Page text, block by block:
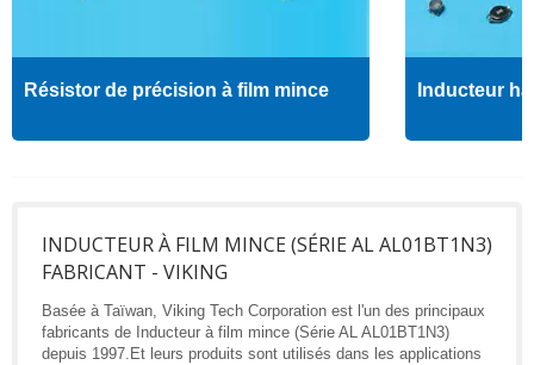
Résistor de précision à film mince Inducteur
INDUCTEUR À FILM MINCE (SÉRIE AL AL01BT1N3)
FABRICANT - VIKING
Basée à Taïwan, Viking Tech Corporation est l'un des principaux
fabricants de Inducteur à film mince (Série AL AL01BT1N3)
depuis 1997.Et leurs produits sont utilisés dans les applications